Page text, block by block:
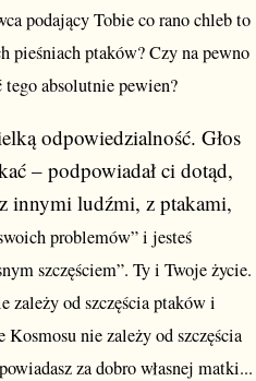
podający Tobie co rano chleb to
pieśniach ptaków? Czy na pewno
tego absolutnie pewien?
odpowiedzialność. Głos
– podpowiadał ci dotąd,
innymi ludźmi, z ptakami,
problemów” i jesteś
szczęściem”. Ty i Twoje życie.
zależy od szczęścia ptaków i
Kosmosu nie zależy od szczęścia
za dobro własnej matki...